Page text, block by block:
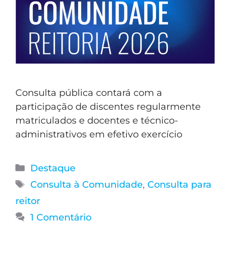
Consulta pública contará com a
participação de discentes regularmente
matriculados e docentes e técnico-
administrativos em efetivo exercício
Destaque
Consulta à Comunidade, Consulta para
reitor
1 Comentário